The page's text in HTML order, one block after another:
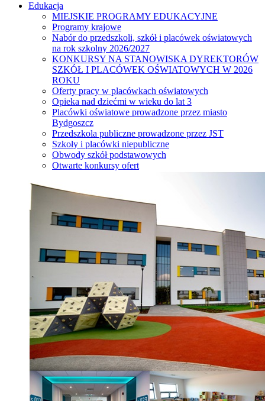
Edukacja
MIEJSKIE PROGRAMY EDUKACYJNE
Programy krajowe
Nabór do przedszkoli, szkół i placówek oświatowych
na rok szkolny 2026/2027
KONKURSY NA STANOWISKA DYREKTORÓW
SZKÓŁ I PLACÓWEK OŚWIATOWYCH W 2026
ROKU
Oferty pracy w placówkach oświatowych
Opieka nad dziećmi w wieku do lat 3
Placówki oświatowe prowadzone przez miasto
Bydgoszcz
Przedszkola publiczne prowadzone przez JST
Szkoły i placówki niepubliczne
Obwody szkół podstawowych
Otwarte konkursy ofert